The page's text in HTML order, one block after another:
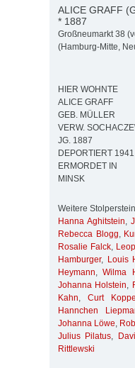
ALICE GRAFF
* 1887
Großneumarkt 38
(Hamburg-Mitte,
HIER WOHNTE
ALICE GRAFF
GEB. MÜLLER
VERW.
JG. 1887
DEPORTIERT 1941
ERMORDET IN
MINSK
Weitere
Hanna Aghitstein,
Rebecca Blogg,
Rosalie Falck,
Hamburger, Louis
Heymann,Wilma
Johanna Holstein,
Kahn,Curt Koppel
Hannchen
Johanna Löwe,
Julius Pilatus,
Rittlewski